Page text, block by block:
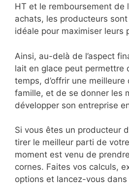
HT et le remboursement de
achats, les producteurs
idéale pour maximiser leurs
Ainsi, au-delà de l’aspect
lait en glace peut permettre
temps, d’offrir une
famille, et de se donner les
développer son entreprise
Si vous êtes un producteur
tirer le meilleur parti de
moment est venu de
cornes. Faites vos calculs,
options et lancez-vous